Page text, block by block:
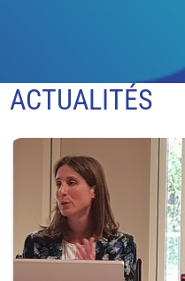
ACTUALITÉS